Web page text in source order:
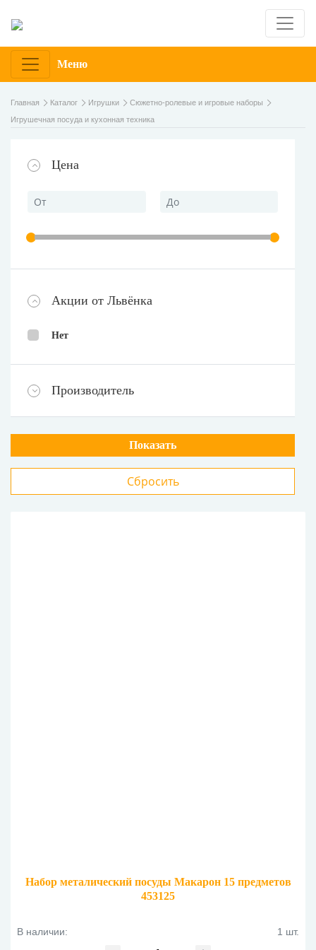
Меню
Главная Каталог Игрушки
Сюжетно-ролевые и игровые наборы
Игрушечная посуда и кухонная техника
Цена
Акции от Львёнка
Нет
Производитель
Набор металический посуды Макарон 15 предметов
453125
В наличии: 1 шт.